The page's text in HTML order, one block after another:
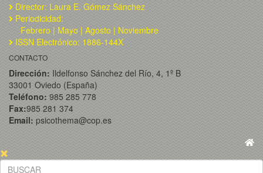
Director: Laura E. Gómez Sánchez
Periodicidad:
Febrero | Mayo | Agosto | Noviembre
ISSN Electrónico: 1886-144X
CONTACTO
Dirección: Ildelfonso Sánchez del Río, 4, 1º B
33001 Oviedo (España)
Teléfono: 985 285 778
Fax:985 281 374
Email: psicothema@cop.es